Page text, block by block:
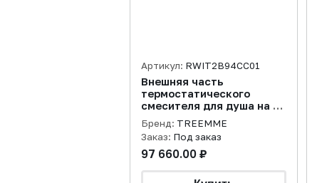
Артикул: RWIT2B94CC01
Внешняя часть
термостатического
смесителя для душа на 3
потребителя Watt, хром
Бренд: TREEMME
Заказ: Под заказ
97 660.00 ₽